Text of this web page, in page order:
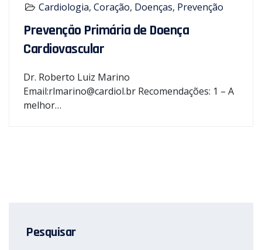
Cardiologia,Coração, Doenças, Prevenção
Prevenção Primária de Doença
Cardiovascular
Dr. Roberto Luiz Marino
Email:rlmarino@cardiol.br Recomendações: 1 – A
melhor…
Pesquisar